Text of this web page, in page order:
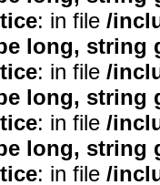
: in file /
long, string
: in file /
long, string
: in file /
long, string
: in file /